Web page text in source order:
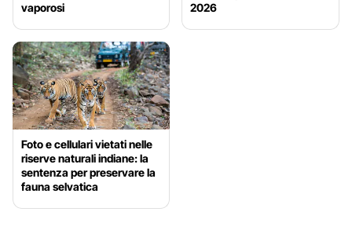
vaporosi
2026
Foto e cellulari vietati nelle
riserve naturali indiane: la
sentenza per preservare la
fauna selvatica